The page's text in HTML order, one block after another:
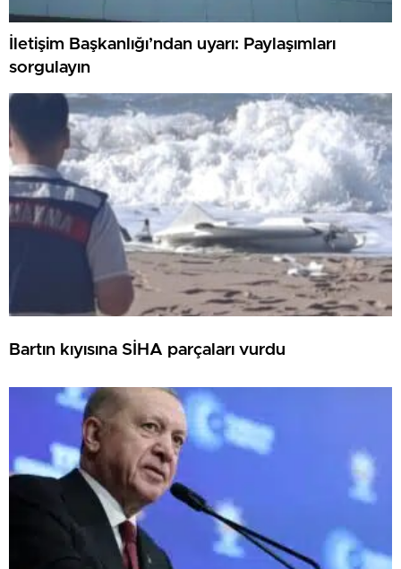
İletişim Başkanlığı’ndan uyarı: Paylaşımları
sorgulayın
Bartın kıyısına SİHA parçaları vurdu